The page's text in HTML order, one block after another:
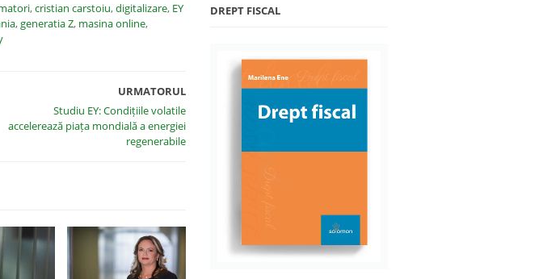
,cristian carstoiu,digitalizare, EY
,generatia Z, masina online,
URMATORUL
Studiu EY: Condițiile volatile
accelerează piața mondială a energiei
regenerabile
DREPT FISCAL